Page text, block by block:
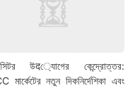
উद্যোগের কেন্দ্রোত্তর:
মার্কেটের নতুন দিকনির্দেশিকা এবং